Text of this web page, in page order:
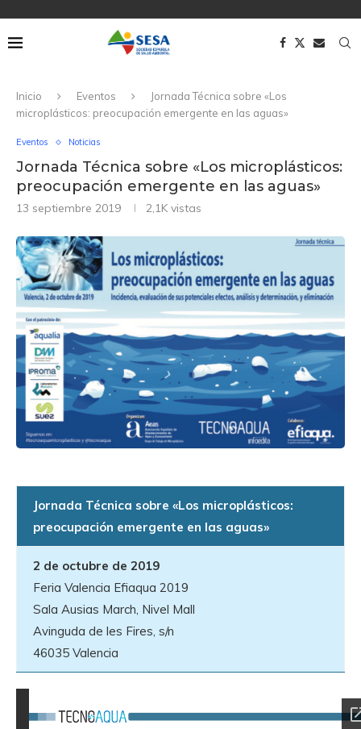
Inicio Eventos
Jornada Técnica sobre «Los
microplásticos: preocupación emergente en las aguas»
Eventos Noticias
Jornada Técnica sobre «Los microplásticos:
preocupación emergente en las aguas»
13 septiembre 2019 2,1K vistas
Jornada Técnica sobre «Los microplásticos:
preocupación emergente en las aguas»
2 de octubre de 2019
Feria Valencia Efiaqua 2019
Sala Ausias March, Nivel Mall
Avinguda de les Fires, s/n
46035 Valencia